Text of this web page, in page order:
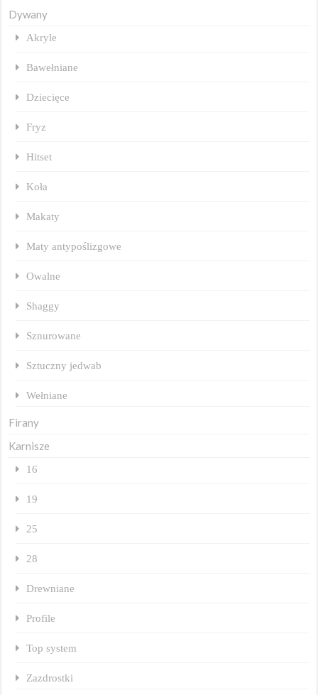
Dywany
Akryle
Bawełniane
Dziecięce
Fryz
Hitset
Koła
Makaty
Maty antypoślizgowe
Owalne
Shaggy
Sznurowane
Sztuczny jedwab
Wełniane
Firany
Karnisze
16
19
25
28
Drewniane
Profile
Top system
Zazdrostki